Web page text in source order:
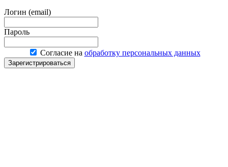
Логин (email)
Пароль
Согласие на обработку персональных данных
Зарегистрироваться